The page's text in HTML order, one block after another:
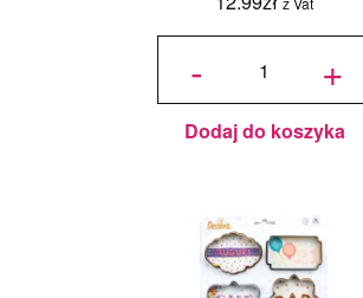
-
ilość Zestaw
Zaokrąglone
(5 szt.) +
Dodaj do koszyka